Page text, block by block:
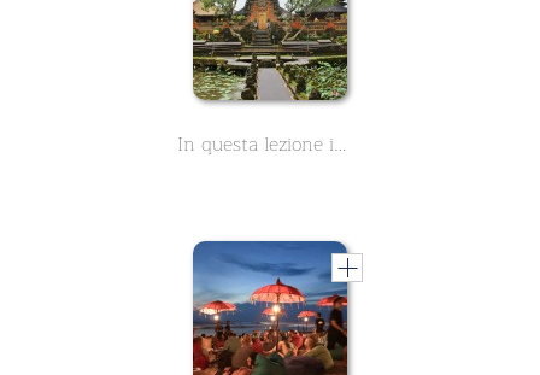
In questa lezione imparerete informazioni generali su Bali. L'isola indonesiana è la destinazione perfetta per le vacanze. Spiagge da sogno e templi storici vi aspettano